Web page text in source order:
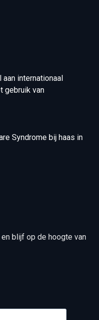
internationaal
gebruik van
Syndrome bij haas in
blijf op de hoogte van